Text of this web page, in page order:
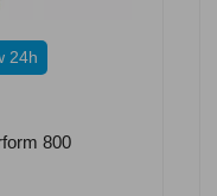
24h
800